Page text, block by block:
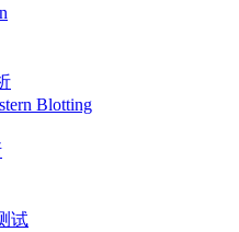
Blotting
试